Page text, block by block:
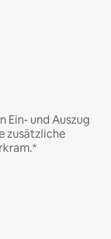
Ein- und Auszug
zusätzliche